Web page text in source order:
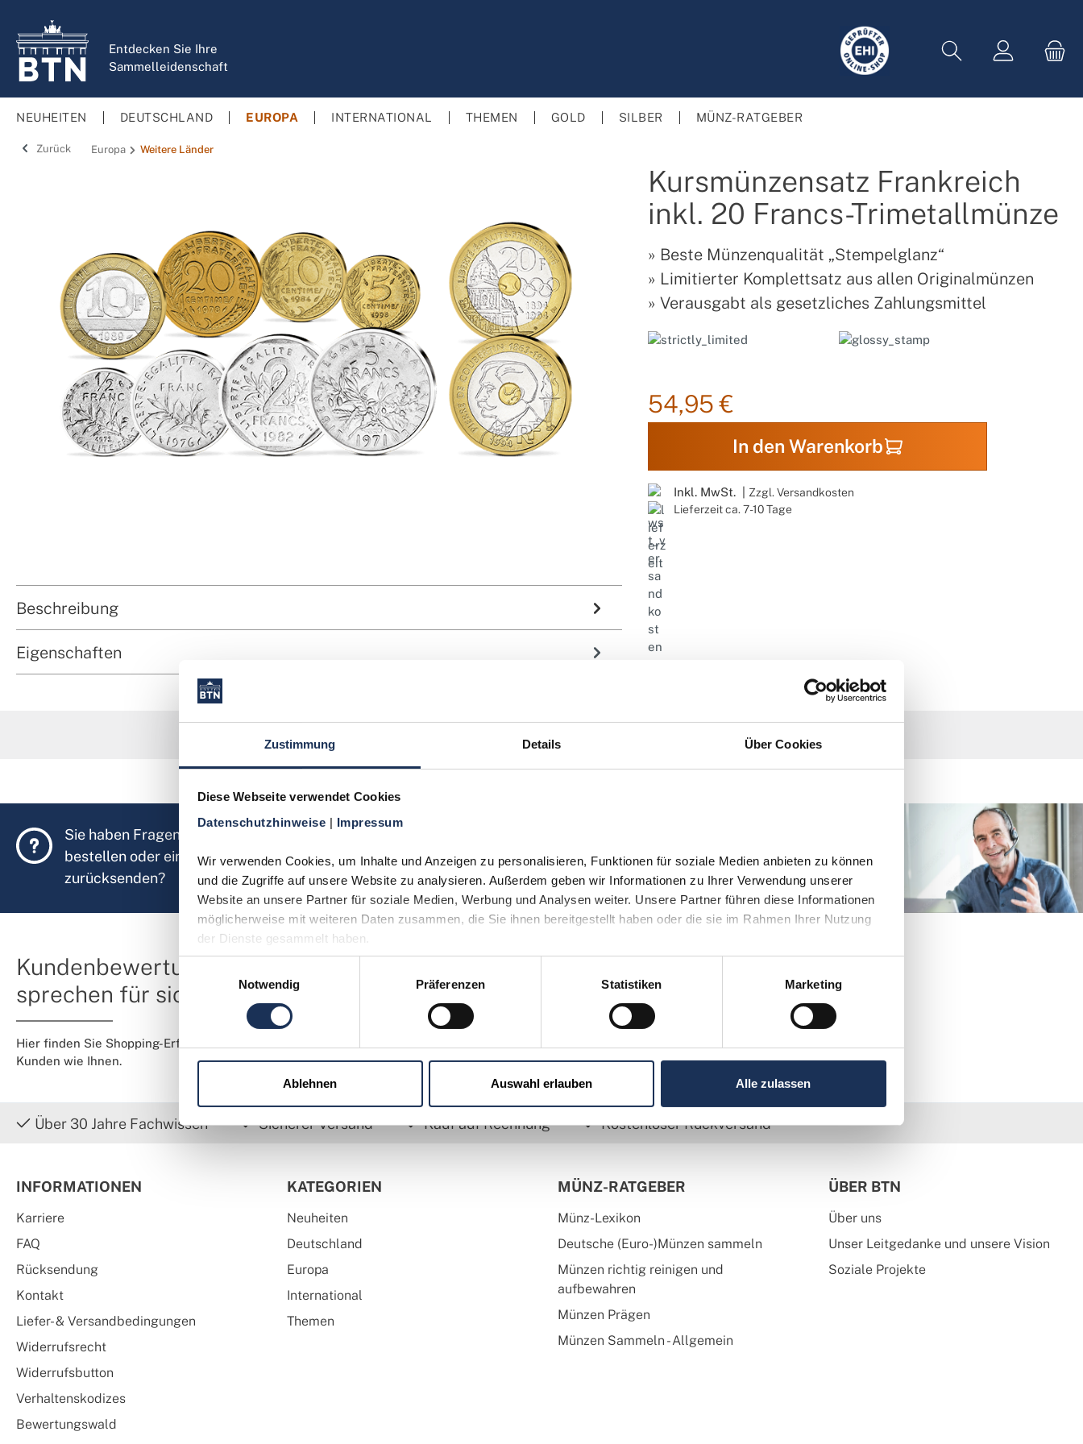
Zustimmung Details Über Cookies
Diese Webseite verwendet Cookies
Datenschutzhinweise | Impressum
Wir verwenden Cookies, um Inhalte und Anzeigen zu personalisieren, Funktionen für soziale Medien anbieten zu können
und die Zugriffe auf unsere Website zu analysieren. Außerdem geben wir Informationen zu Ihrer Verwendung unserer
Website an unsere Partner für soziale Medien, Werbung und Analysen weiter. Unsere Partner führen diese Informationen
möglicherweise mit weiteren Daten zusammen, die Sie ihnen bereitgestellt haben oder die sie im Rahmen Ihrer Nutzung
der Dienste gesammelt haben.
Notwendig
Präferenzen Statistiken Marketing
Ablehnen Auswahl erlauben Alle zulassen
Entdecken Sie Ihre
Sammelleidenschaft
NEUHEITEN DEUTSCHLAND EUROPA INTERNATIONAL THEMEN GOLD SILBER MÜNZ-RATGEBER
Zurück Europa Weitere Länder
Kursmünzensatz Frankreich
inkl. 20 Francs-Trimetallmünze
» Beste Münzenqualität „Stempelglanz“
» Limitierter Komplettsatz aus allen Originalmünzen
» Verausgabt als gesetzliches Zahlungsmittel
54,95 €
In den Warenkorb
Inkl. MwSt. | Zzgl. Versandkosten
Lieferzeit ca. 7-10 Tage
Beschreibung
Eigenschaften
Sie haben Fragen, möchten Münzen
bestellen oder eine Bestellung
zurücksenden?
uns aufnehmen?
(0)5304 906030
Kundenbewertungen
sprechen für sich
Hier finden Sie Shopping-Erfahrungen von
Kunden wie Ihnen.
Über 30 Jahre Fachwissen Sicherer Versand Kauf auf Rechnung Kostenloser Rückversand
INFORMATIONEN
Karriere
FAQ
Rücksendung
Kontakt
Liefer- & Versandbedingungen
Widerrufsrecht
Widerrufsbutton
Verhaltenskodizes
Bewertungswald
KATEGORIEN
Neuheiten
Deutschland
Europa
International
Themen
MÜNZ-RATGEBER
Münz-Lexikon
Deutsche (Euro-)Münzen sammeln
Münzen richtig reinigen und
aufbewahren
Münzen Prägen
Münzen Sammeln - Allgemein
ÜBER BTN
Über uns
Unser Leitgedanke und unsere Vision
Soziale Projekte